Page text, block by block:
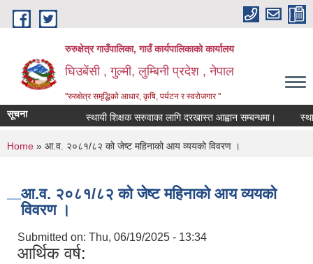
Skip to main content
रुरुक्षेत्र गाउँपालिका, गाउँ कार्यपालिकाको कार्यालय
घिउबेंसी , गुल्मी, लुम्बिनी प्रदेश , नेपाल
"रुरुक्षेत्र समृद्धिको आधार, कृषि, पर्यटन र स्वरोजगार "
सूचना स्थायी शिक्षक सरुवाका लागि दरखास्त आह्वान सम्बन्धमा। स्थायी
You are here
Home » आ.व. २०८१/८२ को जेष्ट महिनाको आय व्ययको विवरण ।
आ.व. २०८१/८२ को जेष्ट महिनाको आय व्ययको
विवरण ।
Submitted on: Thu, 06/19/2025 - 13:34
आर्थिक वर्ष: